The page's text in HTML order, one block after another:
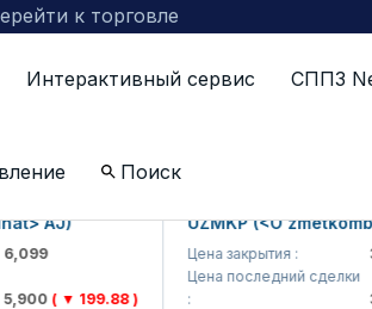
к торговле
Интерактивный сервис СППЗ
Поиск
AJ)
( ▼ 199.88 )
UZMKP
Цена закрытия :
Цена последний сделки